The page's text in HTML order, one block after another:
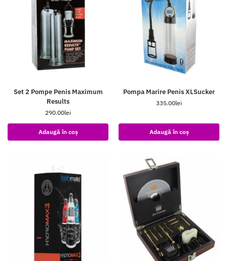
Set 2 Pompe Penis Maximum
Results
290.00lei
Adaugă în coș
Pompa Marire Penis XLSucker
335.00lei
Adaugă în coș